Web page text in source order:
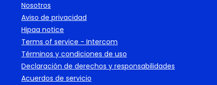
Nosotros
Aviso de privacidad
Hipaa notice
Terms of service - Intercom
Términos y condiciones de uso
Declaración de derechos y responsabilidades
Acuerdos de servicio